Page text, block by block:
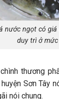
nước ngọt có
duy trì ở
thương
Sơn Tây
nói chung.